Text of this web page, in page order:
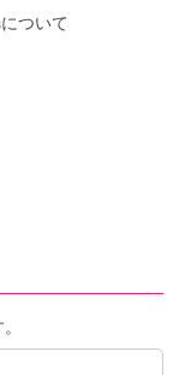
ついて